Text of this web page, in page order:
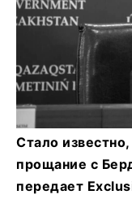
Стало
прощание с
передает